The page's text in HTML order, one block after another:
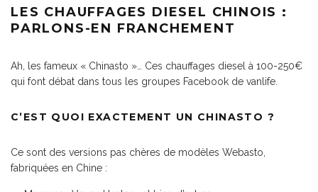
LES CHAUFFAGES DIESEL CHINOIS :
PARLONS-EN FRANCHEMENT
Ah, les fameux « Chinasto »… Ces chauffages diesel à 100-250€
qui font débat dans tous les groupes Facebook de vanlife.
C’EST QUOI EXACTEMENT UN CHINASTO ?
Ce sont des versions pas chères de modèles Webasto,
fabriquées en Chine :